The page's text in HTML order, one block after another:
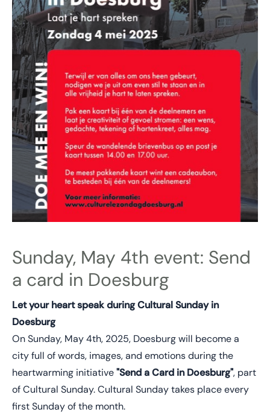
Sunday, May 4th event: Send
a card in Doesburg
Let your heart speak during Cultural Sunday in
Doesburg
On Sunday, May 4th, 2025, Doesburg will become a
city full of words, images, and emotions during the
heartwarming initiative"Send a Card in Doesburg", part
of Cultural Sunday. Cultural Sunday takes place every
first Sunday of the month.